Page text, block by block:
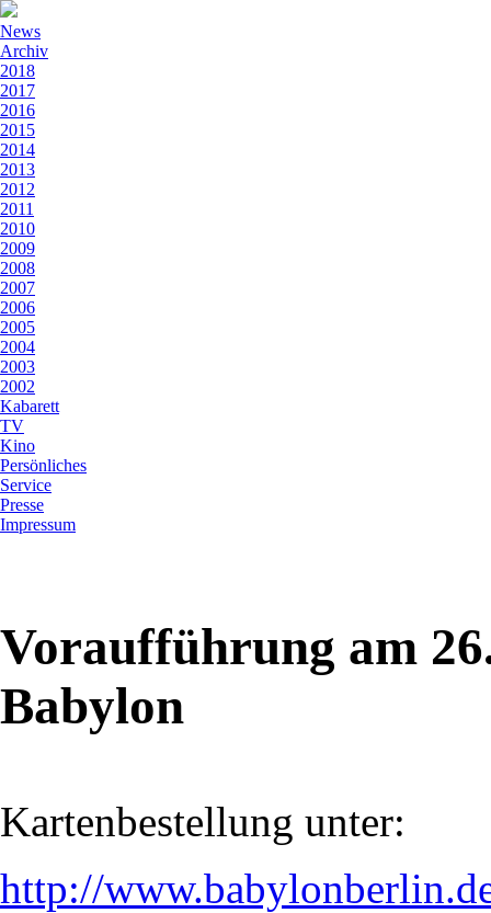
News
Archiv
2018
2017
2016
2015
2014
2013
2012
2011
2010
2009
2008
2007
2006
2005
2004
2003
2002
Kabarett
TV
Kino
Persönliches
Service
Presse
Impressum
Voraufführung am
Babylon
Kartenbestellung unter:
http://